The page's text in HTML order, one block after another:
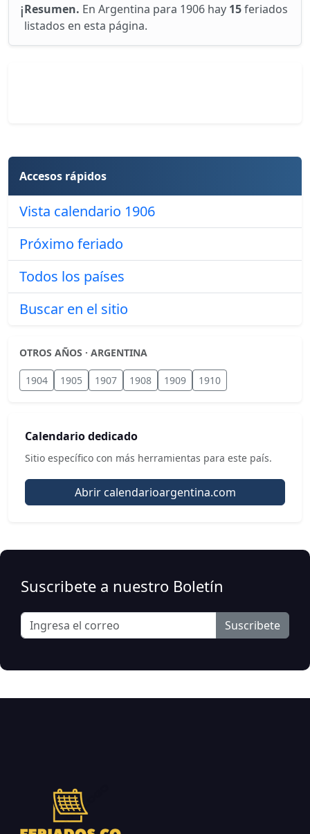
ℹ️Resumen. En Argentina para 1906 hay 15feriados
listados en esta página.
Accesos rápidos
Vista calendario 1906
Próximo feriado
Todos los países
Buscar en el sitio
OTROS AÑOS · ARGENTINA
1904 1905 1907 1908 1909 1910
Calendario dedicado
Sitio específico con más herramientas para este país.
Abrir calendarioargentina.com
Suscribete a nuestro Boletín
Suscribete